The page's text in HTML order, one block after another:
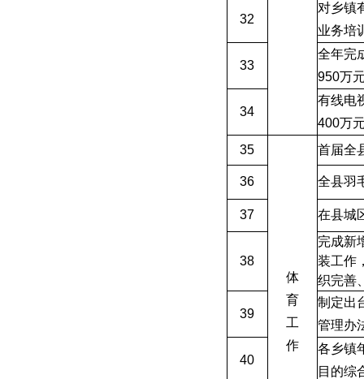
32
对乡镇
业务培
33
全年完
950万
34
有线电
400万
35
体
育
工
作
首届全
36 全县羽
37 在县城
38
完成新
装工作
织完善
39
制定出
管理办
40
各乡镇
目的综